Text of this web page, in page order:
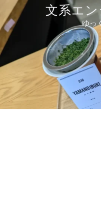
テ
ツ
へ
ス
ッ
プ
文系エ
ゆっ